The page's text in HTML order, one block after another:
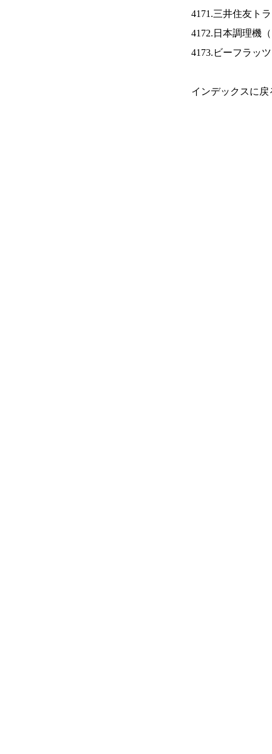
4171.三井住友ト
4172.日本調理機（
4173.ビーフラッ
インデックスに戻